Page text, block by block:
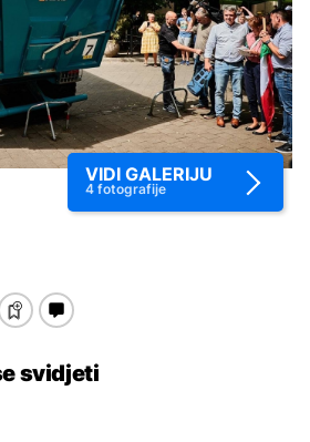
VIDI GALERIJU
4 fotografije
svidjeti